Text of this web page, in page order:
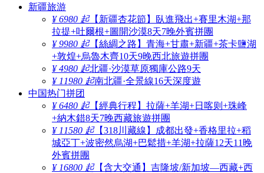
新疆旅游
¥ 6980 起【新疆杏花節】臥進飛出+賽里木湖+那
拉提+吐爾根+圖開沙漠8天7晚外賓拼團
¥ 9980 起【絲綢之路】青海+甘肅+新疆+茶卡鹽湖
+敦煌+烏魯木齊10天9晚西北旅遊拼團
¥ 4980 起北疆·沙漠草原獨庫公路9天
¥ 11980 起南北疆·全景線16天深度遊
中国热门拼团
¥ 6480 起【經典行程】拉薩+羊湖+日喀则+珠峰
+納木錯8天7晚西藏旅遊拼團
¥ 11580 起【318川藏線】成都出發+香格里拉+稻
城亞丁+波密然烏湖+巴鬆措+羊湖+拉薩12天11晚
外賓拼團
¥ 16800 起【含大交通】吉隆坡/新加坡—西藏+西